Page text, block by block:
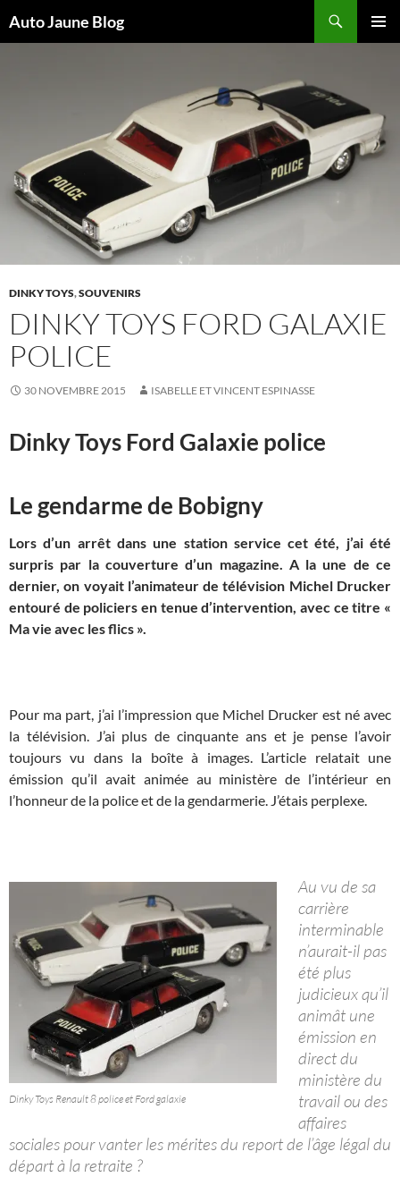
Auto Jaune Blog
DINKY TOYS,SOUVENIRS
DINKY TOYS FORD GALAXIE
POLICE
30 NOVEMBRE 2015 ISABELLE ET VINCENT ESPINASSE
Dinky Toys Ford Galaxie police
Le gendarme de Bobigny
Lors d’un arrêt dans une station service cet été, j’ai été
surpris par la couverture d’un magazine. A la une de ce
dernier, on voyait l’animateur de télévision Michel Drucker
entouré de policiers en tenue d’intervention, avec ce titre «
Ma vie avec les flics ».
Pour ma part, j’ai l’impression que Michel Drucker est né avec
la télévision. J’ai plus de cinquante ans et je pense l’avoir
toujours vu dans la boîte à images. L’article relatait une
émission qu’il avait animée au ministère de l’intérieur en
l’honneur de la police et de la gendarmerie. J’étais perplexe.
Dinky Toys Renault 8 police et Ford galaxie
Au vu de sa
carrière
interminable
n’aurait-il pas
été plus
judicieux qu’il
animât une
émission en
direct du
ministère du
travail ou des
affaires
sociales pour vanter les mérites du report de l’âge légal du
départ à la retraite ?